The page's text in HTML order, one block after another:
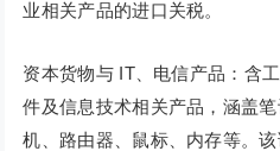
业相关产品的进口关税。
资本货物与 IT、电信产品：含
件及信息技术相关产品，涵盖
机、路由器、鼠标、内存等。